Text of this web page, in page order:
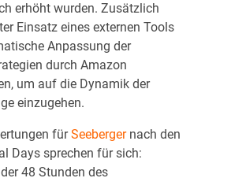
erhöht wurden. Zusätzlich
Einsatz eines externen Tools
Anpassung der
durch Amazon
um auf die Dynamik der
einzugehen.
fürSeebergernach den
Days sprechen für sich:
48 Stunden des